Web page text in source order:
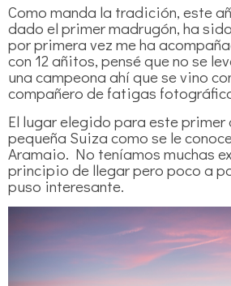
Como manda la tradición, este
dado el primer madrugón, ha
por primera vez me ha
con 12 añitos, pensé que no se
una campeona ahí que se vino
compañero de fatigas
El lugar elegido para este primer
pequeña Suiza como se le
Aramaio. No teníamos muchas
principio de llegar pero poco a
puso interesante.